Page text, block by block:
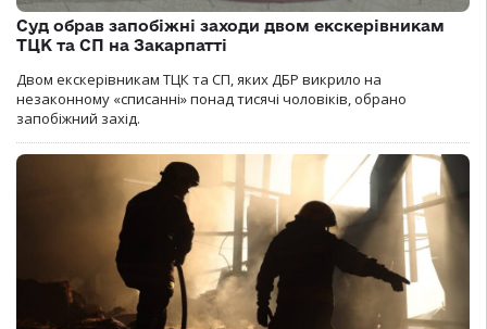
Суд обрав запобіжні заходи двом екскерівникам
ТЦК та СП на Закарпатті
Двом екскерівникам ТЦК та СП, яких ДБР викрило на
незаконному «списанні» понад тисячі чоловіків, обрано
запобіжний захід.